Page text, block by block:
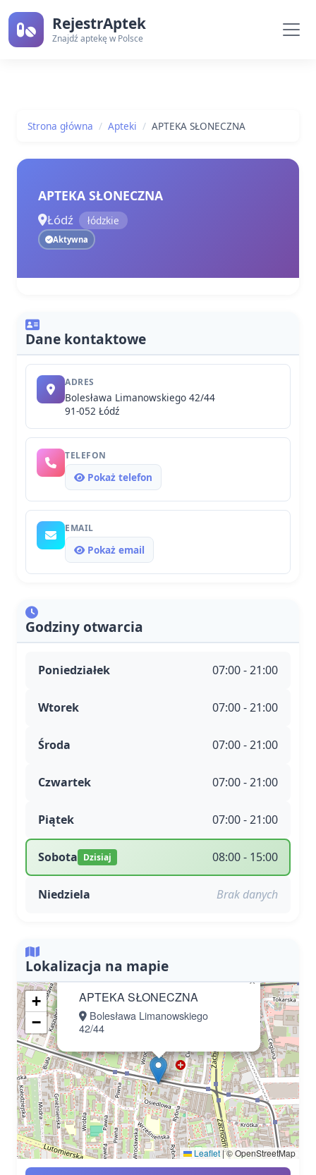
RejestrAptek
Znajdź aptekę w Polsce
Strona główna Apteki APTEKA SŁONECZNA
APTEKA SŁONECZNA
Łódź łódzkie
Aktywna
Dane kontaktowe
ADRES
Bolesława Limanowskiego 42/44
91-052 Łódź
TELEFON
Pokaż telefon
EMAIL
Pokaż email
Godziny otwarcia
Poniedziałek 07:00 - 21:00
Wtorek 07:00 - 21:00
Środa 07:00 - 21:00
Czwartek 07:00 - 21:00
Piątek 07:00 - 21:00
Sobota Dzisiaj 08:00 - 15:00
Niedziela Brak danych
Lokalizacja na mapie
APTEKA SŁONECZNA
Bolesława Limanowskiego
42/44
×
+
−
Leaflet |© OpenStreetMap